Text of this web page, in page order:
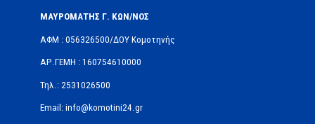
ΜΑΥΡΟΜΑΤΗΣ Γ. ΚΩΝ/ΝΟΣ
ΑΦΜ : 056326500/ΔOΥ Κομοτηνής
ΑΡ.ΓΕΜΗ : 160754610000
Τηλ.: 2531026500
Email: info@komotini24.gr